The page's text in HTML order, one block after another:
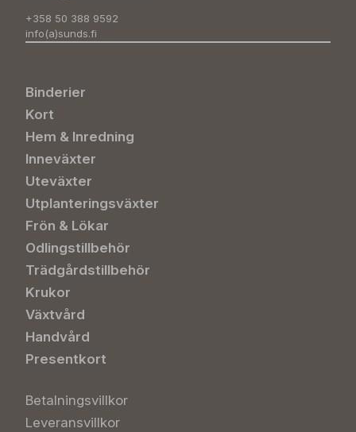
+358 50 388 9592
info(a)sunds.fi
Binderier
Kort
Hem & Inredning
Inneväxter
Uteväxter
Utplanteringsväxter
Frön & Lökar
Odlingstillbehör
Trädgårdstillbehör
Krukor
Växtvård
Handvård
Presentkort
Betalningsvillkor
Leveransvillkor